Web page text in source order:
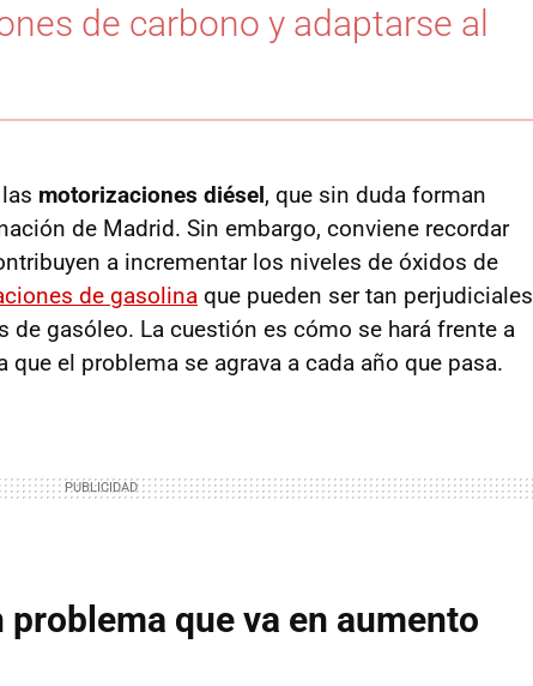
de carbono y adaptarse al
motorizaciones diésel, que sin duda forman
de Madrid. Sin embargo, conviene recordar
a incrementar los niveles de óxidos de
de gasolina que pueden ser tan perjudiciales
gasóleo. La cuestión es cómo se hará frente a
el problema se agrava a cada año que pasa.
que va en aumento